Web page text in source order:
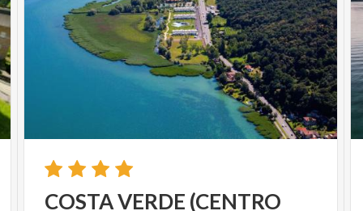
COSTAVERDE (CENTRO